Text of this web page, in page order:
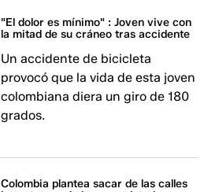
"El dolor es mínimo" : Joven vive con
la mitad de su cráneo tras accidente
Un accidente de bicicleta
provocó que la vida de esta joven
colombiana diera un giro de 180
grados.
Colombia plantea sacar de las calles